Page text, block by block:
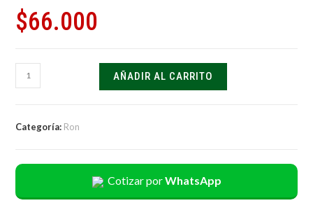
$66.000
AÑADIR AL CARRITO
Categoría: Ron
Cotizar porWhatsApp